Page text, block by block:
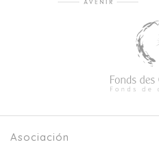
Asociación